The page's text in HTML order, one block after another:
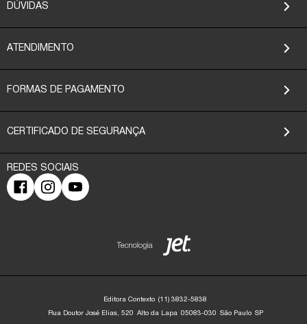
DÚVIDAS
ATENDIMENTO
FORMAS DE PAGAMENTO
CERTIFICADO DE SEGURANÇA
Editora Contexto (11) 3832-5838
Rua Doutor José Elias, 520 Alto da Lapa 05083-030 São Paulo SP